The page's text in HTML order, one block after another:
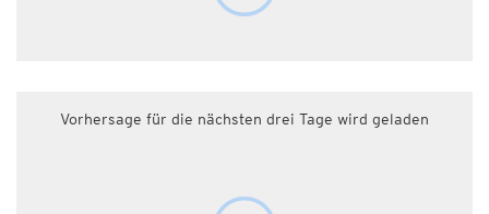
Vorhersage für die nächsten drei Tage wird geladen